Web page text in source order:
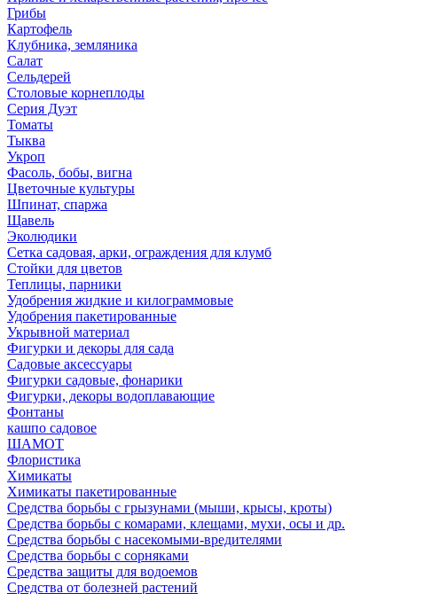
Грибы
Картофель
Клубника, земляника
Салат
Сельдерей
Столовые корнеплоды
Серия Дуэт
Томаты
Тыква
Укроп
Фасоль, бобы, вигна
Цветочные культуры
Шпинат, спаржа
Щавель
Эколюдики
Сетка садовая, арки, ограждения для клумб
Стойки для цветов
Теплицы, парники
Удобрения жидкие и килограммовые
Удобрения пакетированные
Укрывной материал
Фигурки и декоры для сада
Садовые аксессуары
Фигурки садовые, фонарики
Фигурки, декоры водоплавающие
Фонтаны
кашпо садовое
ШАМОТ
Флористика
Химикаты
Химикаты пакетированные
Средства борьбы с грызунами (мыши, крысы, кроты)
Средства борьбы с комарами, клещами, мухи, осы и др.
Средства борьбы с насекомыми-вредителями
Средства борьбы с сорняками
Средства защиты для водоемов
Средства от болезней растений